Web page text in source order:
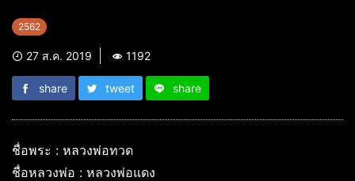
2562
27 ส.ค. 2019 1192
share tweet share
ชื่อพระ : หลวงพ่อทวด
ชื่อหลวงพ่อ : หลวงพ่อแดง